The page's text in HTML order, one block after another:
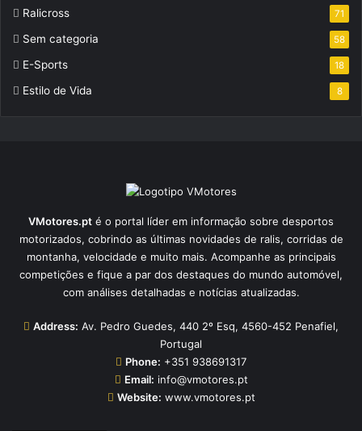
Ralicross 71
Sem categoria 58
E-Sports 18
Estilo de Vida 8
VMotores.pt é o portal líder em informação sobre desportos
motorizados, cobrindo as últimas novidades de ralis, corridas de
montanha, velocidade e muito mais. Acompanhe as principais
competições e fique a par dos destaques do mundo automóvel,
com análises detalhadas e notícias atualizadas.
Address: Av. Pedro Guedes, 440 2º Esq, 4560-452 Penafiel,
Portugal
Phone: +351 938691317
Email: info@vmotores.pt
Website: www.vmotores.pt